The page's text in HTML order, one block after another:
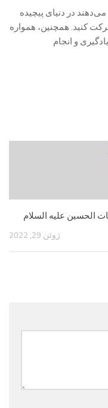
در دنیای پیچیده
کنید. همچنین، همواره
و انجام
الحسین علیه السلام
ژوئن 29, 2022